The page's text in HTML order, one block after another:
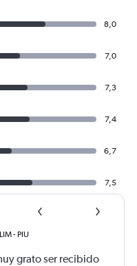
8,0
7,0
7,3
7,4
6,7
7,5
LIM- PIU
grato ser recibido